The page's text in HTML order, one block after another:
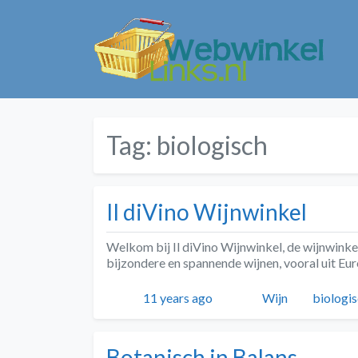
Tag: biologisch
Il diVino Wijnwinkel
Welkom bij Il diVino Wijnwinkel, de
bijzondere en spannende wijnen, vooral uit
Geplaatst
11 years ago AuteurCategorieën
Wijn Tags